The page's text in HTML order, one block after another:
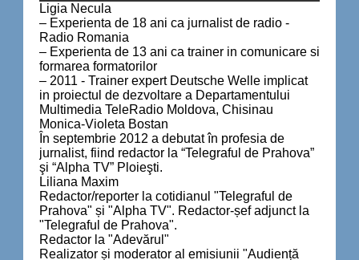
Ligia Necula
– Experienta de 18 ani ca jurnalist de radio -
Radio Romania
– Experienta de 13 ani ca trainer in comunicare si
formarea formatorilor
– 2011 - Trainer expert Deutsche Welle implicat
in proiectul de dezvoltare a Departamentului
Multimedia TeleRadio Moldova, Chisinau
Monica-Violeta Bostan
În septembrie 2012 a debutat în profesia de
jurnalist, fiind redactor la “Telegraful de Prahova”
şi “Alpha TV” Ploieşti.
Liliana Maxim
Redactor/reporter la cotidianul "Telegraful de
Prahova" și "Alpha TV". Redactor-șef adjunct la
"Telegraful de Prahova".
Redactor la "Adevărul"
Realizator și moderator al emisiunii "Audiență